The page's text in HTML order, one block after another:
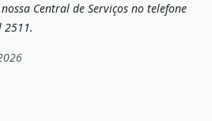
Central de Serviços no telefone
2511.